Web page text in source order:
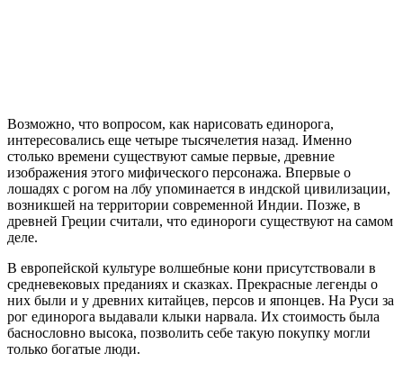
Возможно, что вопросом, как нарисовать единорога,
интересовались еще четыре тысячелетия назад. Именно
столько времени существуют самые первые, древние
изображения этого мифического персонажа. Впервые о
лошадях с рогом на лбу упоминается в индской цивилизации,
возникшей на территории современной Индии. Позже, в
древней Греции считали, что единороги существуют на самом
деле.
В европейской культуре волшебные кони присутствовали в
средневековых преданиях и сказках. Прекрасные легенды о
них были и у древних китайцев, персов и японцев. На Руси за
рог единорога выдавали клыки нарвала. Их стоимость была
баснословно высока, позволить себе такую покупку могли
только богатые люди.